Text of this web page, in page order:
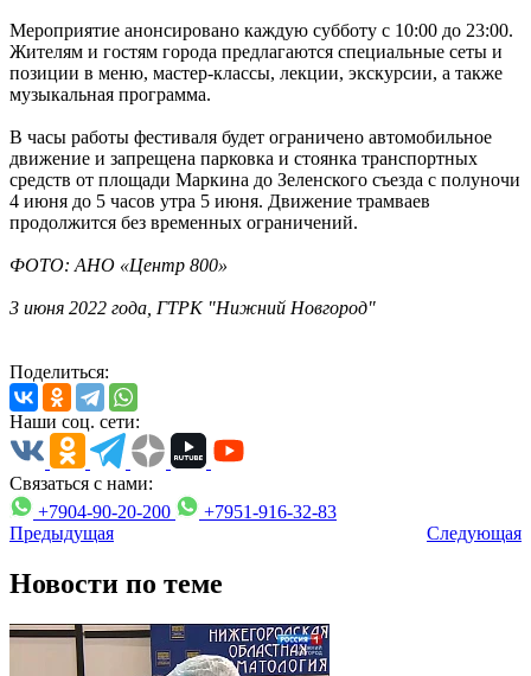
Мероприятие анонсировано каждую субботу с 10:00 до 23:00.
Жителям и гостям города предлагаются специальные сеты и
позиции в меню, мастер-классы, лекции, экскурсии, а также
музыкальная программа.
В часы работы фестиваля будет ограничено автомобильное
движение и запрещена парковка и стоянка транспортных
средств от площади Маркина до Зеленского съезда с полуночи
4 июня до 5 часов утра 5 июня. Движение трамваев
продолжится без временных ограничений.
ФОТО: АНО «Центр 800»
3 июня 2022 года, ГТРК "Нижний Новгород"
Поделиться:
Наши соц. сети:
Связаться с нами:
+7904-90-20-200
+7951-916-32-83
Предыдущая
Следующая
Новости по теме